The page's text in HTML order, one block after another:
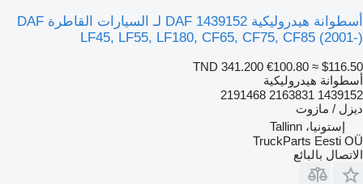
أسطوانة هيدروليكية DAF 1439152 لـ السيارات القاطرة DAF
LF45, LF55, LF180, CF65, CF75, CF85 (2001-)
TND 341.200 €100.80 ≈ $116.50
أسطوانة هيدروليكية
1439152 2163831 2191468
ديزل / مازوت
إستونيا، Tallinn
TruckParts Eesti OÜ
الاتصال بالبائع